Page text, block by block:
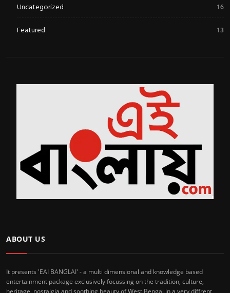
Uncategorized 16
Featured 13
ABOUT US
It presents 'EAI BANGLAI' - a multi dimensional and knowledge based
entertainment package exclusively focussing on the tradition, culture,
heritage, nostalgia and soothing beauty of West Bengal in a very diffrent